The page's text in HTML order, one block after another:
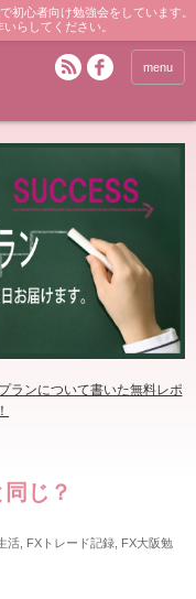
心者向け勉強会をしています。
らしてください。
menu
ランについて書いた無料レポ
じ？
活 FXトレード記録 FX大阪勉